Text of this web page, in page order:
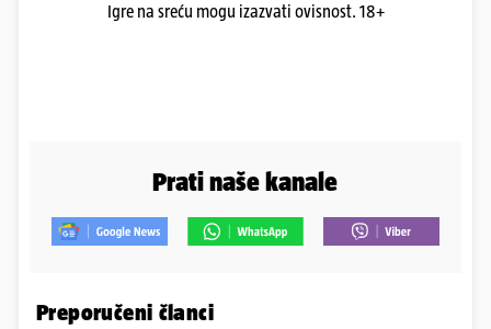
Igre na sreću mogu izazvati ovisnost. 18+
Prati naše kanale
Preporučeni članci